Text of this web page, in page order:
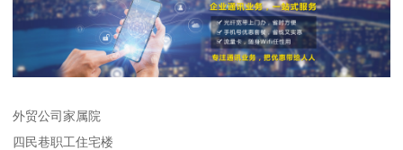
外贸公司家属院
四民巷职工住宅楼